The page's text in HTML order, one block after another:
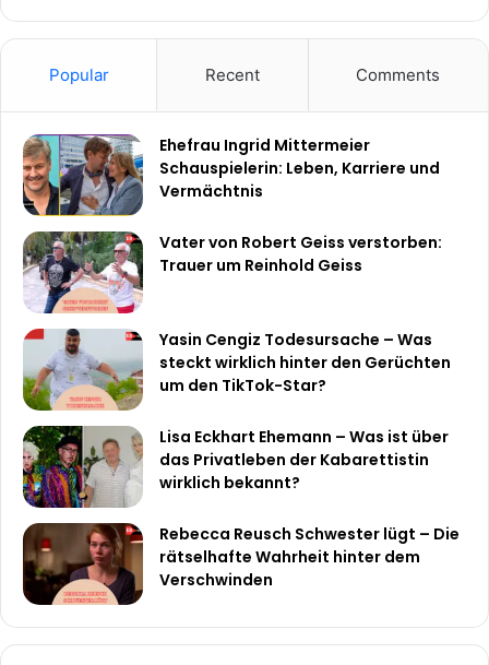
Popular Recent Comments
Ehefrau Ingrid Mittermeier
Schauspielerin: Leben, Karriere und
Vermächtnis
Vater von Robert Geiss verstorben:
Trauer um Reinhold Geiss
Yasin Cengiz Todesursache – Was
steckt wirklich hinter den Gerüchten
um den TikTok-Star?
Lisa Eckhart Ehemann – Was ist über
das Privatleben der Kabarettistin
wirklich bekannt?
Rebecca Reusch Schwester lügt – Die
rätselhafte Wahrheit hinter dem
Verschwinden